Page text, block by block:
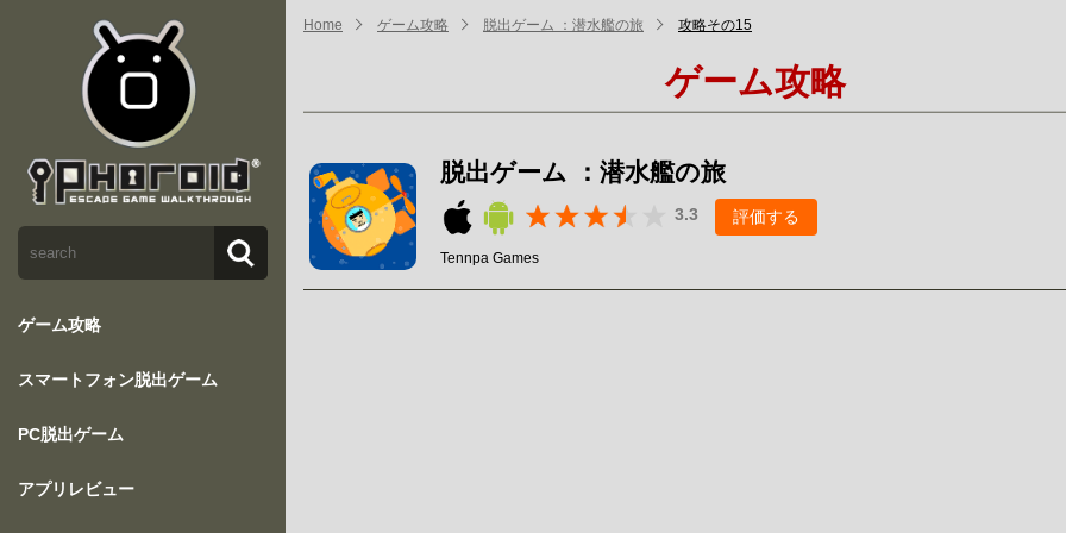
ゲーム攻略
スマートフォン脱出ゲーム
PC脱出ゲーム
アプリレビュー
Home ゲーム攻略 脱出ゲーム ：潜水艦の旅 攻略その15
ゲーム攻略
脱出ゲーム ：潜水艦の旅
3.3 評価する
Tennpa Games